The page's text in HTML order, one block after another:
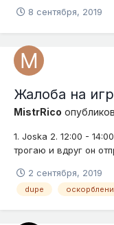
жалобу от helove. Он
8 сентября, 2019
Жалоба на
MistrRico
1. Joska 2. 12:00 -
трогаю и вдруг он
он начинает
писа сообщение что
2 сентября, 2019
dupe